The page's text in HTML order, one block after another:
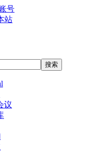
号
站
搜索
议